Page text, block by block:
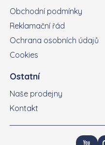
Obchodní podmínky
Reklamační řád
Ochrana osobních údajů
Cookies
Ostatní
Naše prodejny
Kontakt